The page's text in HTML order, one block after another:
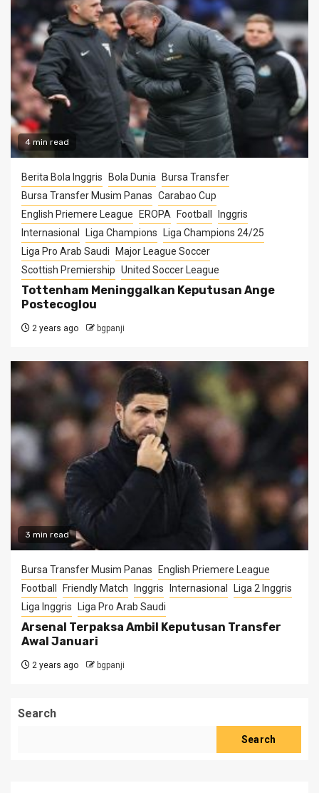
4 min read
Berita Bola Inggris Bola Dunia
Bursa Transfer
Bursa Transfer Musim Panas Carabao Cup
English Priemere League
EROPA Football
Inggris
Internasional
Liga Champions
Liga Champions 24/25
Liga Pro Arab Saudi
Major League Soccer
Scottish Premiership United Soccer League
Tottenham Meninggalkan Keputusan Ange
Postecoglou
2 years ago bgpanji
3 min read
Bursa Transfer Musim Panas
English Priemere League
Football
Friendly Match Inggris Internasional
Liga 2 Inggris
Liga Inggris
Liga Pro Arab Saudi
Arsenal Terpaksa Ambil Keputusan Transfer
Awal Januari
2 years ago bgpanji
Search
Search